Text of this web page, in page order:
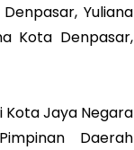
Yuliana
Kota Denpasar,
Jaya Negara
Daerah